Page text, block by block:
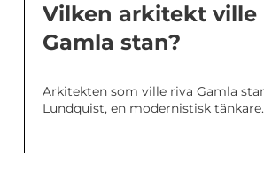
Vilken arkitekt ville
Gamla stan?
Arkitekten som ville riva Gamla
Lundquist, en modernistisk tänkare.